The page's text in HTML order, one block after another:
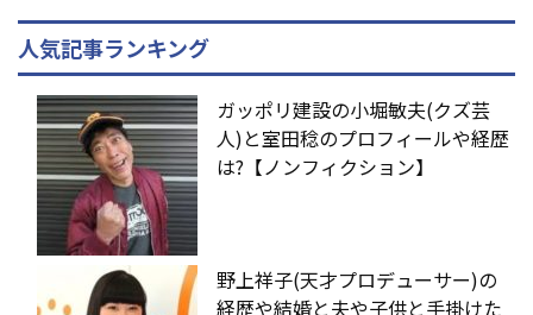
人気記事ランキング
ガッポリ建設の小堀敏夫(クズ芸
人)と室田稔のプロフィールや経歴
は?【ノンフィクション】
野上祥子(天才プロデューサー)の
経歴や結婚と夫や子供と手掛けた